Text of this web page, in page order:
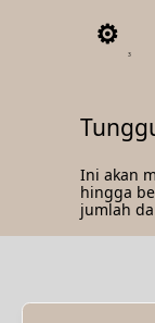
3
Ini akan
hingga
jumlah